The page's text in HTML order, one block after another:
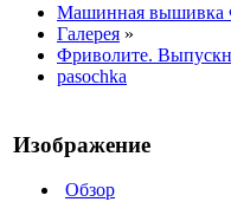
Машинная вышивка
Галерея »
Фриволите.
pasochka
Изображение
Обзор